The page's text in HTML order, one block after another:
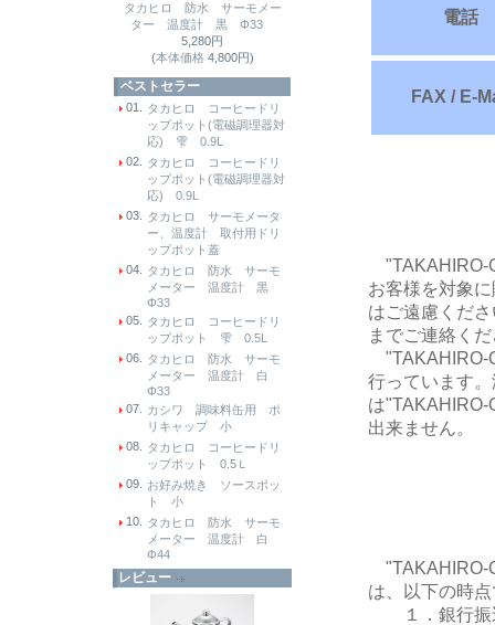
タカヒロ 防水 サーモメー
ター 温度計 黒 Φ33
5,280円
(本体価格4,800円)
ベストセラー
01.
タカヒロ コーヒードリ
ップポット(電磁調理器対
応) 雫 0.9L
02.
タカヒロ コーヒードリ
ップポット(電磁調理器対
応) 0.9L
03.
タカヒロ サーモメータ
ー、温度計 取付用ドリ
ップポット蓋
04.
タカヒロ 防水 サーモ
メーター 温度計 黒
Φ33
05.
タカヒロ コーヒードリ
ップポット 雫 0.5L
06.
タカヒロ 防水 サーモ
メーター 温度計 白
Φ33
07.
カシワ 調味料缶用 ポ
リキャップ 小
08.
タカヒロ コーヒードリ
ップポット 0.5Ｌ
09.
お好み焼き ソースポッ
ト 小
10.
タカヒロ 防水 サーモ
メーター 温度計 白
Φ44
レビュー
電話
FAX / E-
"TAKAHIRO-
お客様を対象
はご遠慮くだ
までご連絡く
"TAKAHIRO-
行っています
は"TAKAHIRO-
出来ません。
"TAKAHIRO-
は、以下の時
１．銀行振込